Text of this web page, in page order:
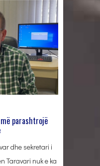
parashtrojë
dhe sekretari i
Taravari nuk e ka